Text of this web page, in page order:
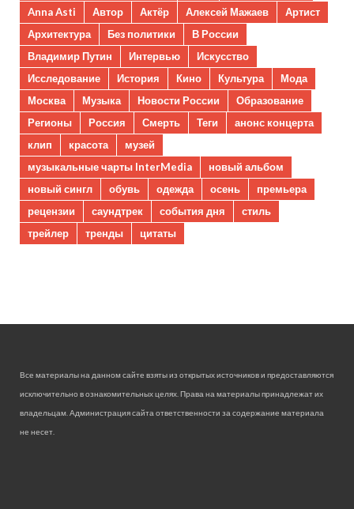
Anna Asti
Автор Актёр Алексей Мажаев
Артист
Архитектура
Без политики
В России
Владимир Путин
Интервью
Искусство
Исследование
История Кино Культура
Мода
Москва
Музыка Новости России
Образование
Регионы
Россия Смерть Теги
анонс концерта
клип
красота
музей
музыкальные чарты InterMedia
новый альбом
новый сингл
обувь одежда осень
премьера
рецензии
саундтрек события дня
стиль
трейлер
тренды цитаты
Все материалы на данном сайте взяты из открытых источников и предоставляются
исключительно в ознакомительных целях. Права на материалы принадлежат их
владельцам. Администрация сайта ответственности за содержание материала
не несет.